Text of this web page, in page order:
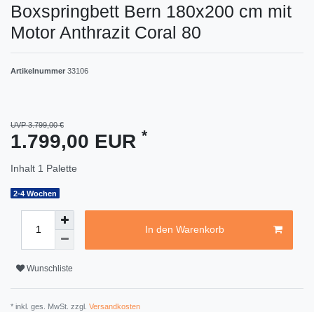
Boxspringbett Bern 180x200 cm mit
Motor Anthrazit Coral 80
Artikelnummer 33106
UVP 3.799,00 €
1.799,00 EUR *
Inhalt 1 Palette
2-4 Wochen
In den Warenkorb
Wunschliste
* inkl. ges. MwSt. zzgl. Versandkosten